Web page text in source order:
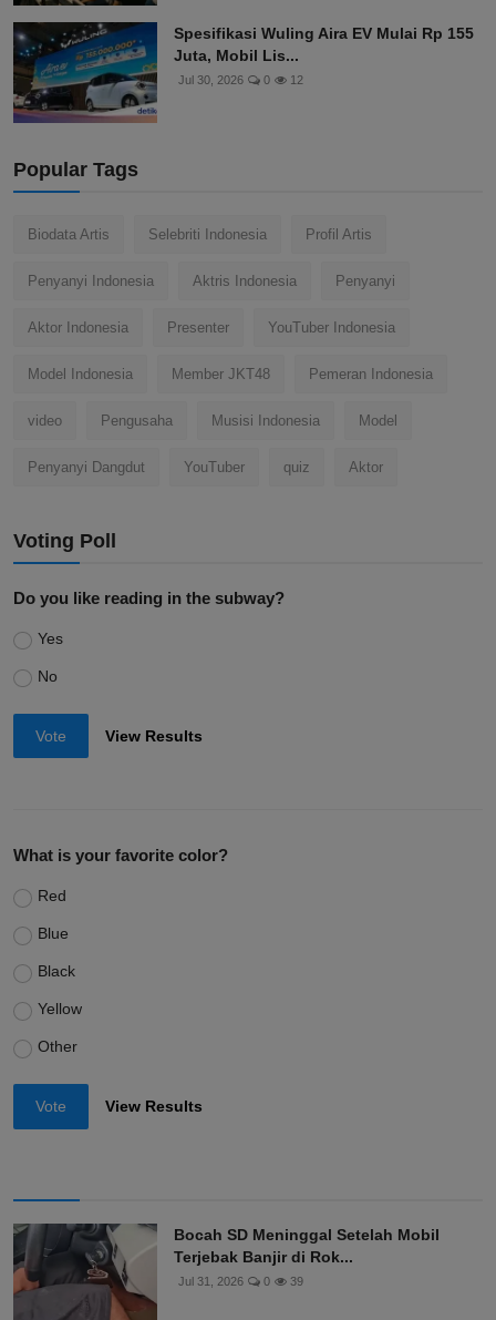
Spesifikasi Wuling Aira EV Mulai Rp 155
Juta, Mobil Lis...
Jul 30, 2026 0 12
Popular Tags
Biodata Artis Selebriti Indonesia Profil Artis
Penyanyi Indonesia Aktris Indonesia Penyanyi
Aktor Indonesia Presenter YouTuber Indonesia
Model Indonesia Member JKT48 Pemeran Indonesia
video Pengusaha Musisi Indonesia Model
Penyanyi Dangdut YouTuber quiz Aktor
Voting Poll
Do you like reading in the subway?
Yes
No
Vote View Results
What is your favorite color?
Red
Blue
Black
Yellow
Other
Vote View Results
Bocah SD Meninggal Setelah Mobil
Terjebak Banjir di Rok...
Jul 31, 2026 0 39